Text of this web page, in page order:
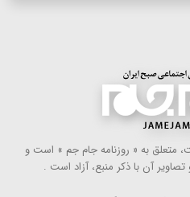
متعلق به « روزنامه جام جم » است و
آن با ذكر منبع، آزاد است .